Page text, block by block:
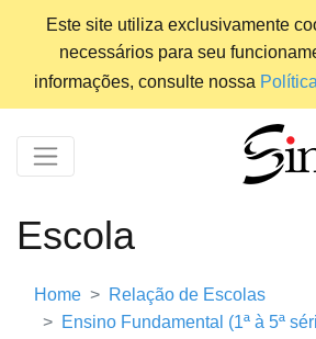
Este site utiliza exclusivamente
necessários para seu
informações, consulte nossa
Escola
Home
Relação de Escolas
Ensino Fundamental (1ª à 5ª